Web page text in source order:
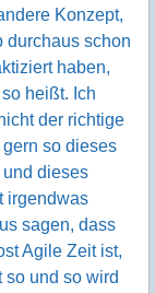
Konzept,
durchaus schon
haben,
heißt. Ich
der richtige
so dieses
und dieses
irgendwas
sagen, dass
Agile Zeit ist,
so und so wird